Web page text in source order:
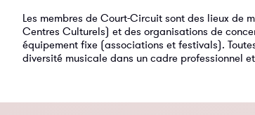
Les membres de Court-Circuit sont des lieux de
Centres Culturels) et des organisations de
équipement fixe (associations et festivals).
diversité musicale dans un cadre professionnel